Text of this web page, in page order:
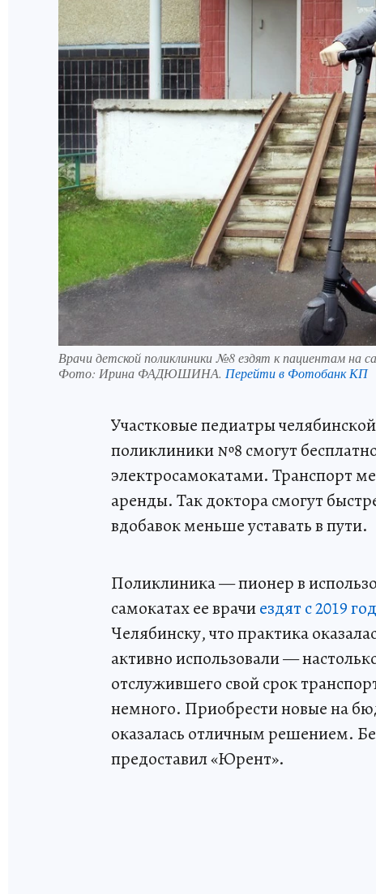
Врачи детской поликлиники №8 ездят к пациентам на
Фото: Ирина ФАДЮШИНА. Перейти в Фотобанк КП
Участковые педиатры
поликлиники №8 смогут
электросамокатами. Транспорт
аренды. Так доктора смогут
вдобавок меньше уставать в пути.
Поликлиника — пионер в
самокатах ее врачиездят с 2019
Челябинску, что практика
активно использовали —
отслужившего свой срок
немного. Приобрести новые на
оказалась отличным решением.
предоставил «Юрент».